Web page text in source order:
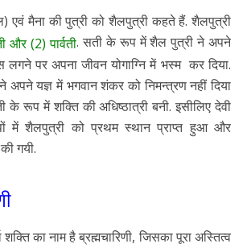
एवं मैना की पुत्री को शैलपुत्री कहते हैं. शैलपुत्री
और (2) पार्वती. सती के रूप में शैल पुत्री ने अपने
पर अपना जीवन योगाग्नि में भस्म कर दिया.
अपने यज्ञ में भगवान शंकर को निमन्त्रण नहीं दिया
के रूप में शक्ति की अधिष्ठात्री बनी. इसीलिए देवी
में शैलपुत्री को प्रथम स्थान प्राप्त हुआ और
गयी.
शक्ति का नाम है ब्रह्मचारिणी, जिसका पूरा अस्तित्व